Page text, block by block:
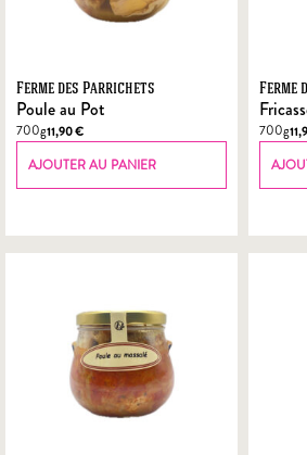
Ferme des Parrichets
Poule au Pot
700g11,90€
AJOUTER AU PANIER
Ferme
700g